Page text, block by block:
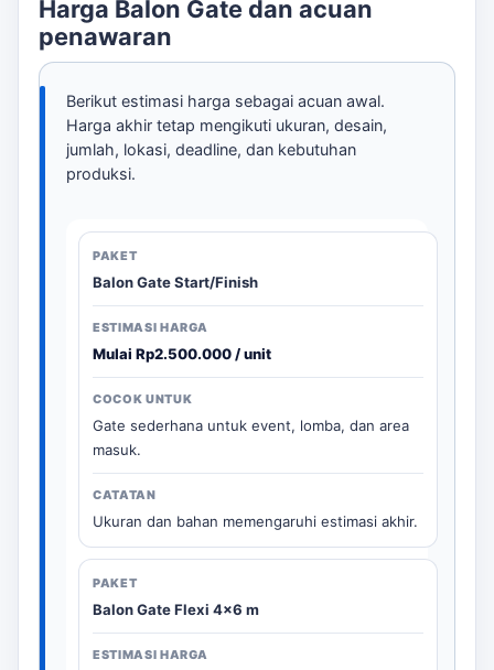
Harga Balon Gate dan acuan
penawaran
Berikut estimasi harga sebagai acuan awal.
Harga akhir tetap mengikuti ukuran, desain,
jumlah, lokasi, deadline, dan kebutuhan
produksi.
Balon Gate Start/Finish
Mulai Rp2.500.000 / unit
Gate sederhana untuk event, lomba, dan area
masuk.
Ukuran dan bahan memengaruhi estimasi akhir.
Balon Gate Flexi 4x6 m